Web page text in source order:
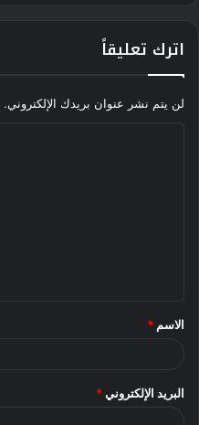
اترك تعليقاً
لن يتم نشر عنوان بريدك الإلكتروني.
*
الاسم *
البريد الإلكتروني *